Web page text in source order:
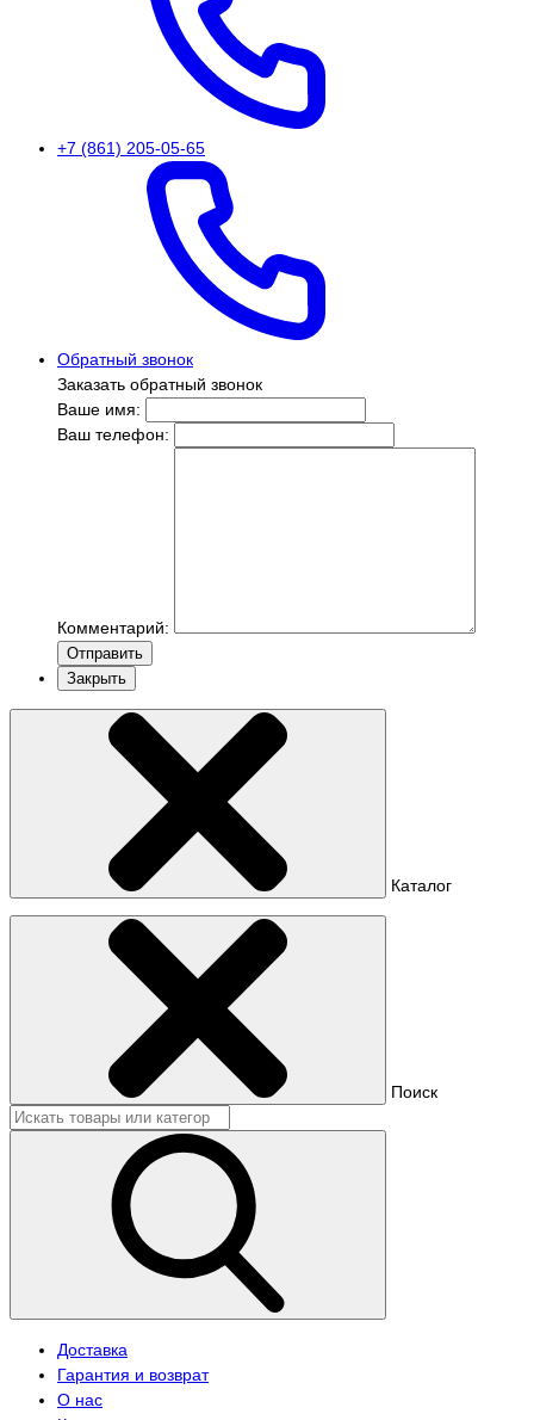
+7 (861) 205-05-65
Обратный звонок
Заказать обратный звонок
Ваше имя:
Ваш телефон:
Комментарий:
Отправить
Закрыть
Каталог
Поиск
Доставка
Гарантия и возврат
О нас